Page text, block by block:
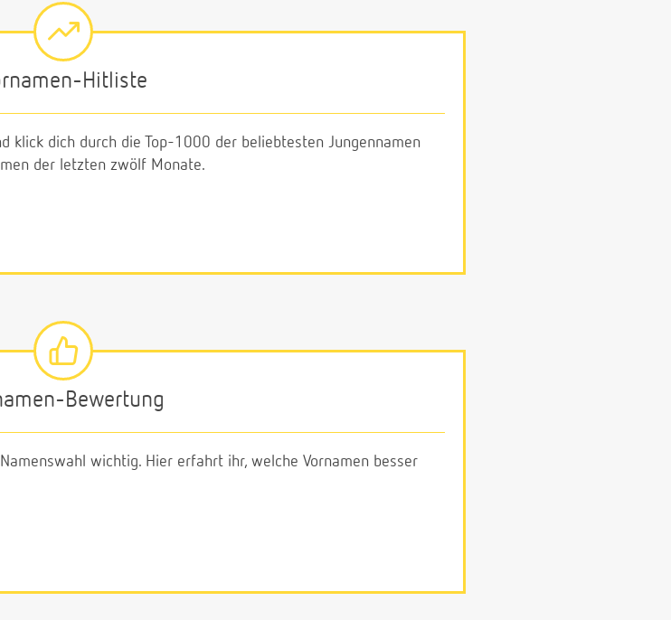
Hitliste
klick dich durch die Top-1000 der beliebtesten Jungennamen
der letzten zwölf Monate.
Bewertung
wichtig. Hier erfahrt ihr, welche Vornamen besser